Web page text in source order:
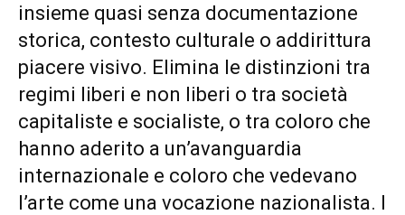
insieme quasi senza documentazione
storica, contesto culturale o addirittura
piacere visivo. Elimina le distinzioni tra
regimi liberi e non liberi o tra società
capitaliste e socialiste, o tra coloro che
hanno aderito a un’avanguardia
internazionale e coloro che vedevano
l’arte come una vocazione nazionalista. I